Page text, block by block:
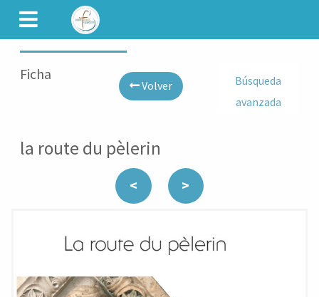
CAMINET
Ficha
Volver
Búsqueda
avanzada
la route du pèlerin
< >